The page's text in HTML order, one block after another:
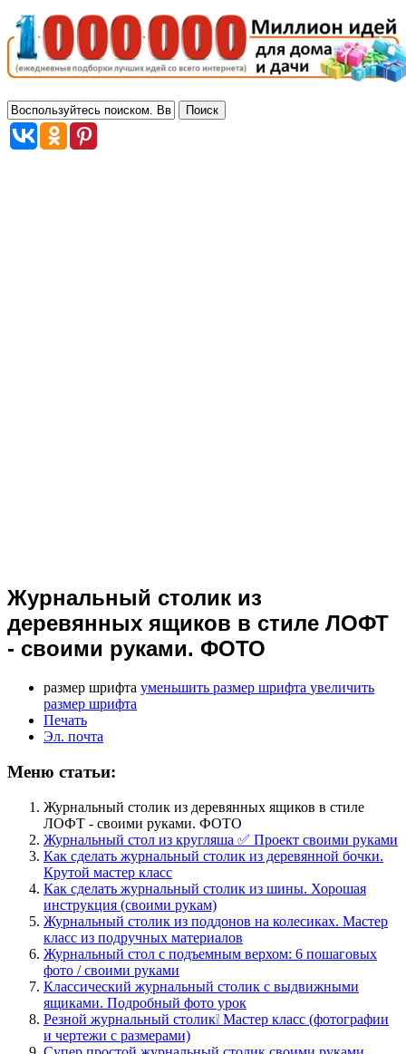
Журнальный столик из
деревянных ящиков в стиле ЛОФТ
- своими руками. ФОТО
размер шрифта уменьшить размер шрифта увеличить
размер шрифта
Печать
Эл. почта
Меню статьи:
Журнальный столик из деревянных ящиков в стиле
ЛОФТ - своими руками. ФОТО
Журнальный стол из кругляша ✅ Проект своими руками
Как сделать журнальный столик из деревянной бочки.
Крутой мастер класс
Как сделать журнальный столик из шины. Хорошая
инструкция (своими рукам)
Журнальный столик из поддонов на колесиках. Мастер
класс из подручных материалов
Журнальный стол с подъемным верхом: 6 пошаговых
фото / своими руками
Классический журнальный столик с выдвижными
ящиками. Подробный фото урок
Резной журнальный столик❕ Мастер класс (фотографии
и чертежи с размерами)